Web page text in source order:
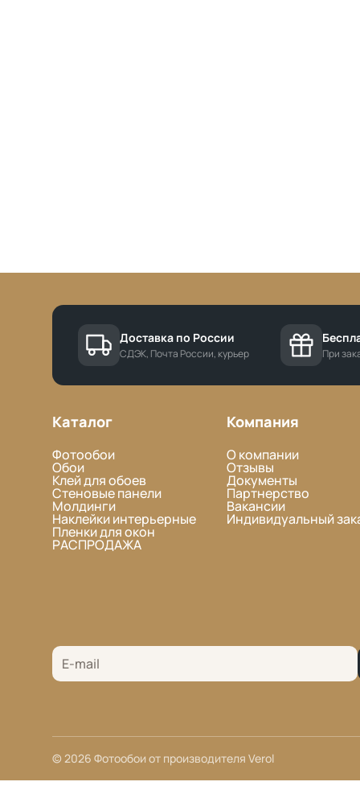
Доставка по России
СДЭК, Почта России, курьер При
Каталог
Фотообои
Обои
Клей для обоев
Стеновые панели
Молдинги
Наклейки интерьерные
Пленки для окон
РАСПРОДАЖА
Компания
О компании
Отзывы
Документы
Партнерство
Вакансии
Индивидуальный
© 2026 Фотообои от производителя Verol